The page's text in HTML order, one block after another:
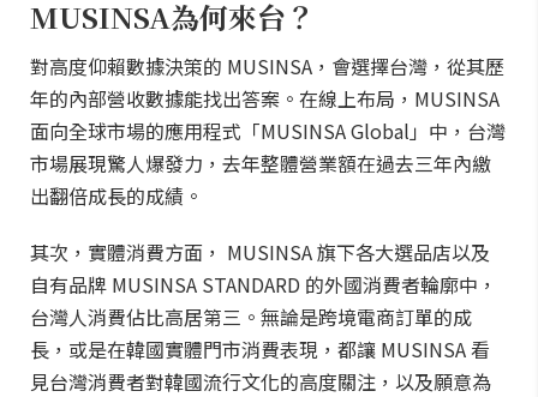
MUSINSA為何來台？
對高度仰賴數據決策的 MUSINSA，會選擇台灣，從其歷
年的內部營收數據能找出答案。在線上布局，MUSINSA
面向全球市場的應用程式「MUSINSA Global」中，台灣
市場展現驚人爆發力，去年整體營業額在過去三年內繳
出翻倍成長的成績。
其次，實體消費方面， MUSINSA 旗下各大選品店以及
自有品牌 MUSINSA STANDARD 的外國消費者輪廓中，
台灣人消費佔比高居第三。無論是跨境電商訂單的成
長，或是在韓國實體門市消費表現，都讓 MUSINSA 看
見台灣消費者對韓國流行文化的高度關注，以及願意為